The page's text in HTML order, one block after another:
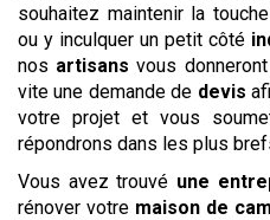
souhaitez maintenir la
ou y inculquer un petit côté
nos artisans vous
vite une demande de devis
votre projet et vous
répondrons dans les plus
Vous avez trouvé une
rénover votre maison de